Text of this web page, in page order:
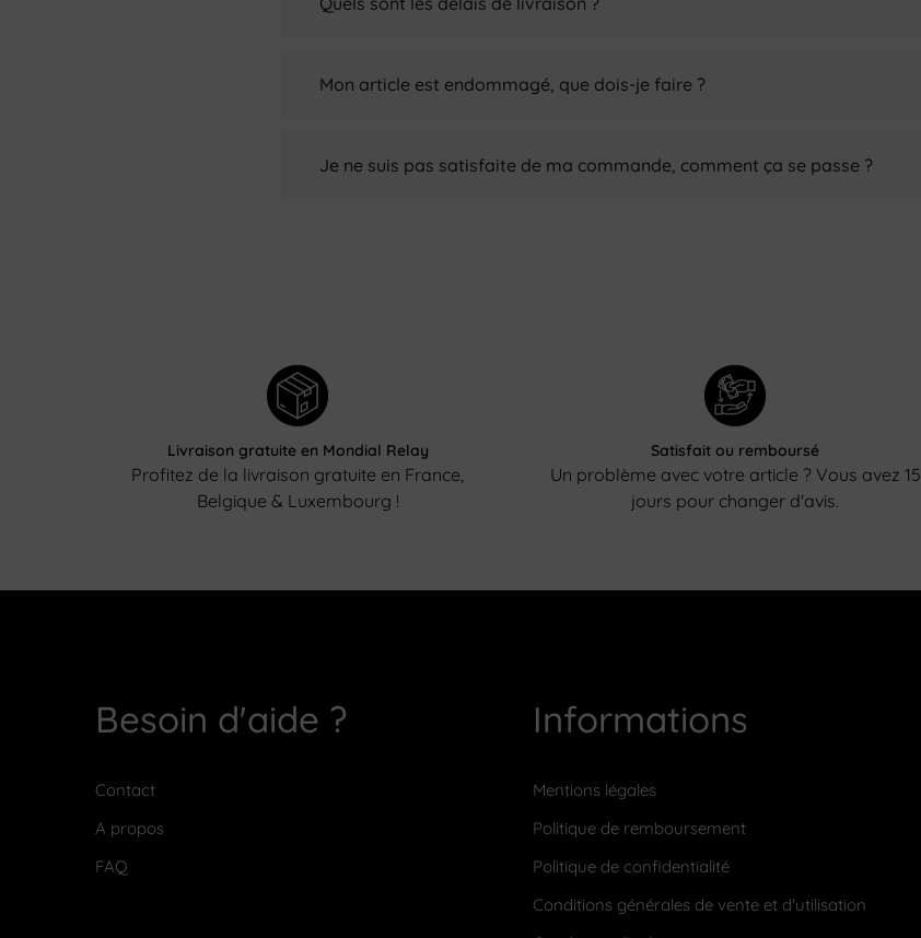
Mon article est endommagé, que dois-je faire ?
Je ne suis pas satisfaite de ma commande, comment ça se passe ?
Livraison gratuite en Mondial Relay
Profitez de la livraison gratuite en France,
Belgique & Luxembourg !
Satisfait ou remboursé
Un problème avec votre article ? Vous avez 15
jours pour changer d'avis.
Besoin d'aide ?
Contact
A propos
FAQ
Informations
Mentions légales
Politique de remboursement
Politique de confidentialité
Conditions générales de vente et d'utilisation